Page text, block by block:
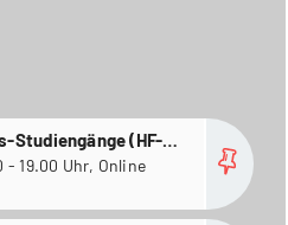
Studiengänge (HF-
of Science)
11.08.2026 18.00 - 19.00 Uhr, Online